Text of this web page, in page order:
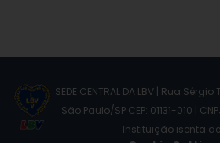
SEDE CENTRAL DA LBV | Rua
São Paulo/SP CEP: 01131-010 |
Instituição isenta